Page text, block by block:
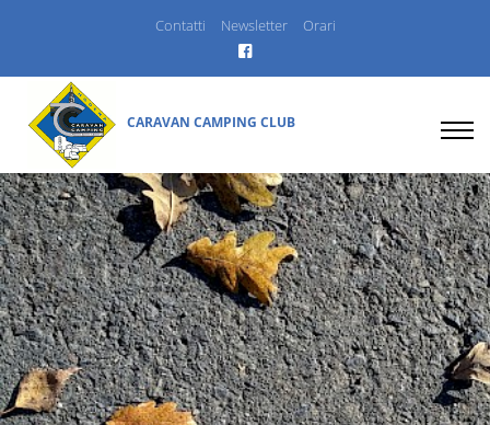
Contatti Newsletter Orari
CARAVAN CAMPING CLUB